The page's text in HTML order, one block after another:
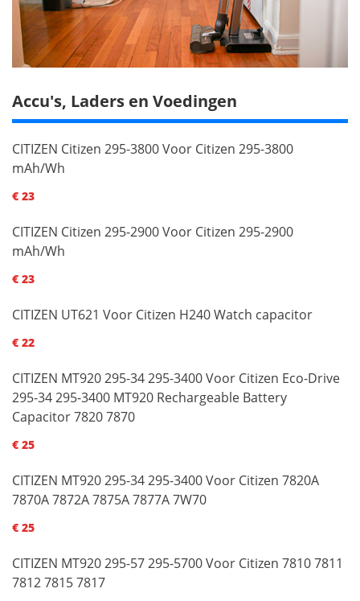
Accu's, Laders en Voedingen
CITIZEN Citizen 295-3800 Voor Citizen 295-3800
mAh/Wh
€ 23
CITIZEN Citizen 295-2900 Voor Citizen 295-2900
mAh/Wh
€ 23
CITIZEN UT621 Voor Citizen H240 Watch capacitor
€ 22
CITIZEN MT920 295-34 295-3400 Voor Citizen Eco-Drive
295-34 295-3400 MT920 Rechargeable Battery
Capacitor 7820 7870
€ 25
CITIZEN MT920 295-34 295-3400 Voor Citizen 7820A
7870A 7872A 7875A 7877A 7W70
€ 25
CITIZEN MT920 295-57 295-5700 Voor Citizen 7810 7811
7812 7815 7817